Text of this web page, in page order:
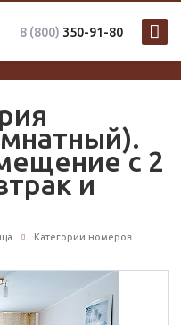
8 (800) 350-91-80
с 2
и
Категории номеров